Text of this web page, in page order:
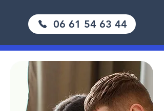
06 61 54 63 44